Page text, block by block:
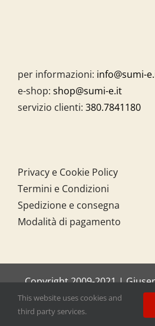
per informazioni: info@sumi-
e-shop: shop@sumi-e.it
servizio clienti: 380.7841180
Privacy e Cookie Policy
Termini e Condizioni
Spedizione e consegna
Modalità di pagamento
Copyright 2009-2021 |
This website uses cookies and
third party services.